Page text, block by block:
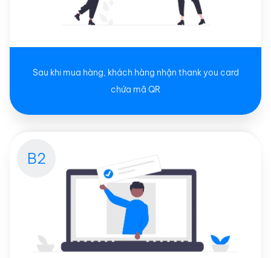
Sau khi mua hàng, khách hàng nhận thank you card
chứa mã QR
B2